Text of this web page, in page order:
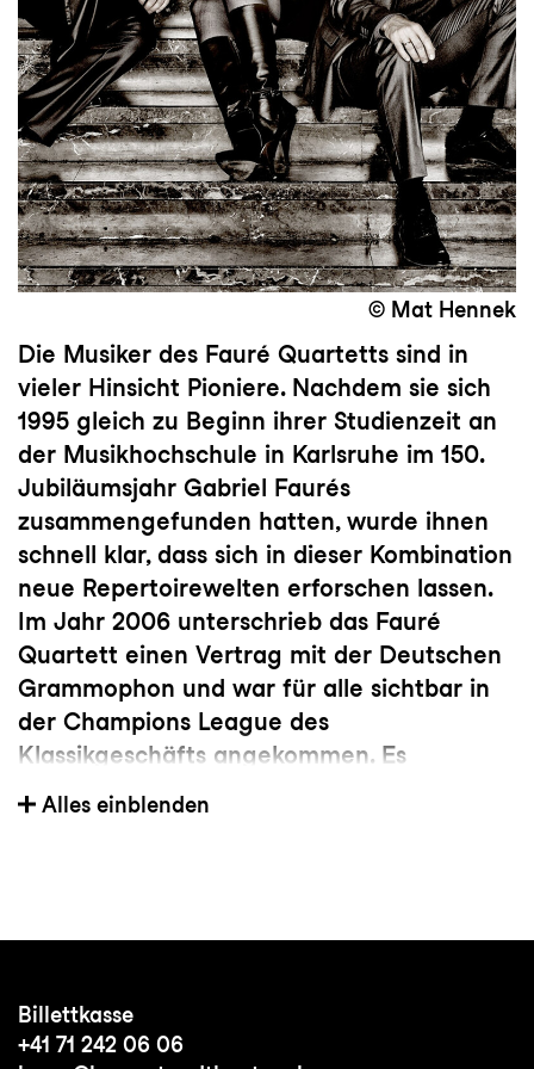
© Mat Hennek
Die Musiker des Fauré Quartetts sind in
vieler Hinsicht Pioniere. Nachdem sie sich
1995 gleich zu Beginn ihrer Studienzeit an
der Musikhochschule in Karlsruhe im 150.
Jubiläumsjahr Gabriel Faurés
zusammengefunden hatten, wurde ihnen
schnell klar, dass sich in dieser Kombination
neue Repertoirewelten erforschen lassen.
Im Jahr 2006 unterschrieb das Fauré
Quartett einen Vertrag mit der Deutschen
Grammophon und war für alle sichtbar in
der Champions League des
Klassikgeschäfts angekommen. Es
entstanden Aufnahmen, die Maßstäbe
setzen, hoch gelobte Alben mit Werken von
Weltersteinspielung der eigens
arrangierten Meisterwerke “Bilder einer
Alles einblenden
Billettkasse
+41 71 242 06 06